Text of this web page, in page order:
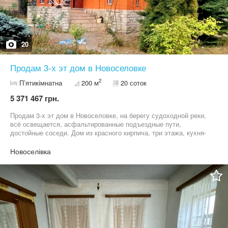
20
Продам 3-х эт дом в Новоселовке
П’ятикімнатна 200 м2 20 соток
5 371 467 грн.
Продам 3-х эт дом в Новоселовке, на берегу судоходной реки,
всё освещается, асфальтированные подъездные пути,
достойные соседи. Дом из красного кирпича, три этажа, кухня-
топочная, гараж, газ, скважина, септик. Участок 20 соток приват
фонде.
Новоселівка